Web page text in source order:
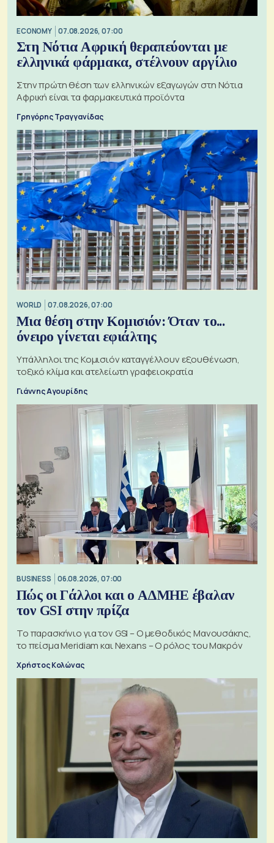
ECONOMY 07.08.2026, 07:00
Στη Νότια Αφρική θεραπεύονται με
ελληνικά φάρμακα, στέλνουν αργίλιο
Στην πρώτη θέση των ελληνικών εξαγωγών στη Νότια
Αφρική είναι τα φαρμακευτικά προϊόντα
Γρηγόρης Τραγγανίδας
WORLD 07.08.2026, 07:00
Μια θέση στην Κομισιόν: Όταν το...
όνειρο γίνεται εφιάλτης
Υπάλληλοι της Κομισιόν καταγγέλλουν εξουθένωση,
τοξικό κλίμα και ατελείωτη γραφειοκρατία
Γιάννης Αγουρίδης
BUSINESS 06.08.2026, 07:00
Πώς οι Γάλλοι και ο ΑΔΜΗΕ έβαλαν
τον GSI στην πρίζα
Το παρασκήνιο για τον GSI – Ο μεθοδικός Μανουσάκης,
το πείσμα Meridiam και Nexans – Ο ρόλος του Μακρόν
Χρήστος Κολώνας